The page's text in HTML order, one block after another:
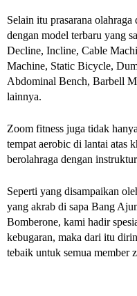
Selain itu prasarana
dengan model terbaru yang
Decline, Incline, Cable
Machine, Static Bicycle,
Abdominal Bench, Barbell
lainnya.
Zoom fitness juga tidak
tempat aerobic di lantai atas
berolahraga dengan
Seperti yang disampaikan
yang akrab di sapa Bang
Bomberone, kami hadir
kebugaran, maka dari itu
tebaik untuk semua member